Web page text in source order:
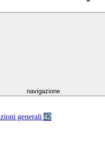
navigazione
generali 42